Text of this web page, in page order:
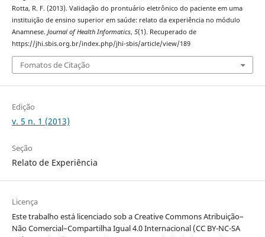
Rotta, R. F. (2013). Validação do prontuário eletrônico do paciente em uma
instituição de ensino superior em saúde: relato da experiência no módulo
Anamnese. Journal of Health Informatics, 5(1). Recuperado de
https://jhi.sbis.org.br/index.php/jhi-sbis/article/view/189
Fomatos de Citação
Edição
v. 5 n. 1 (2013)
Seção
Relato de Experiência
Licença
Este trabalho está licenciado sob a Creative Commons Atribuição–
Não Comercial–Compartilha Igual 4.0 Internacional (CC BY-NC-SA